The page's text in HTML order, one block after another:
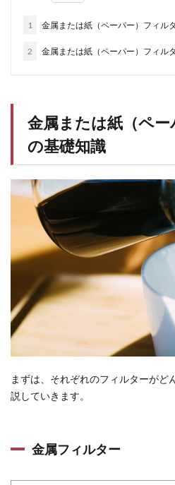
1 金属または紙（ペーパー）フィル
2 金属または紙（ペーパー）フィル
金属または紙（ペ
の基礎知識
まずは、それぞれのフィルターがど
説していきます。
金属フィルター